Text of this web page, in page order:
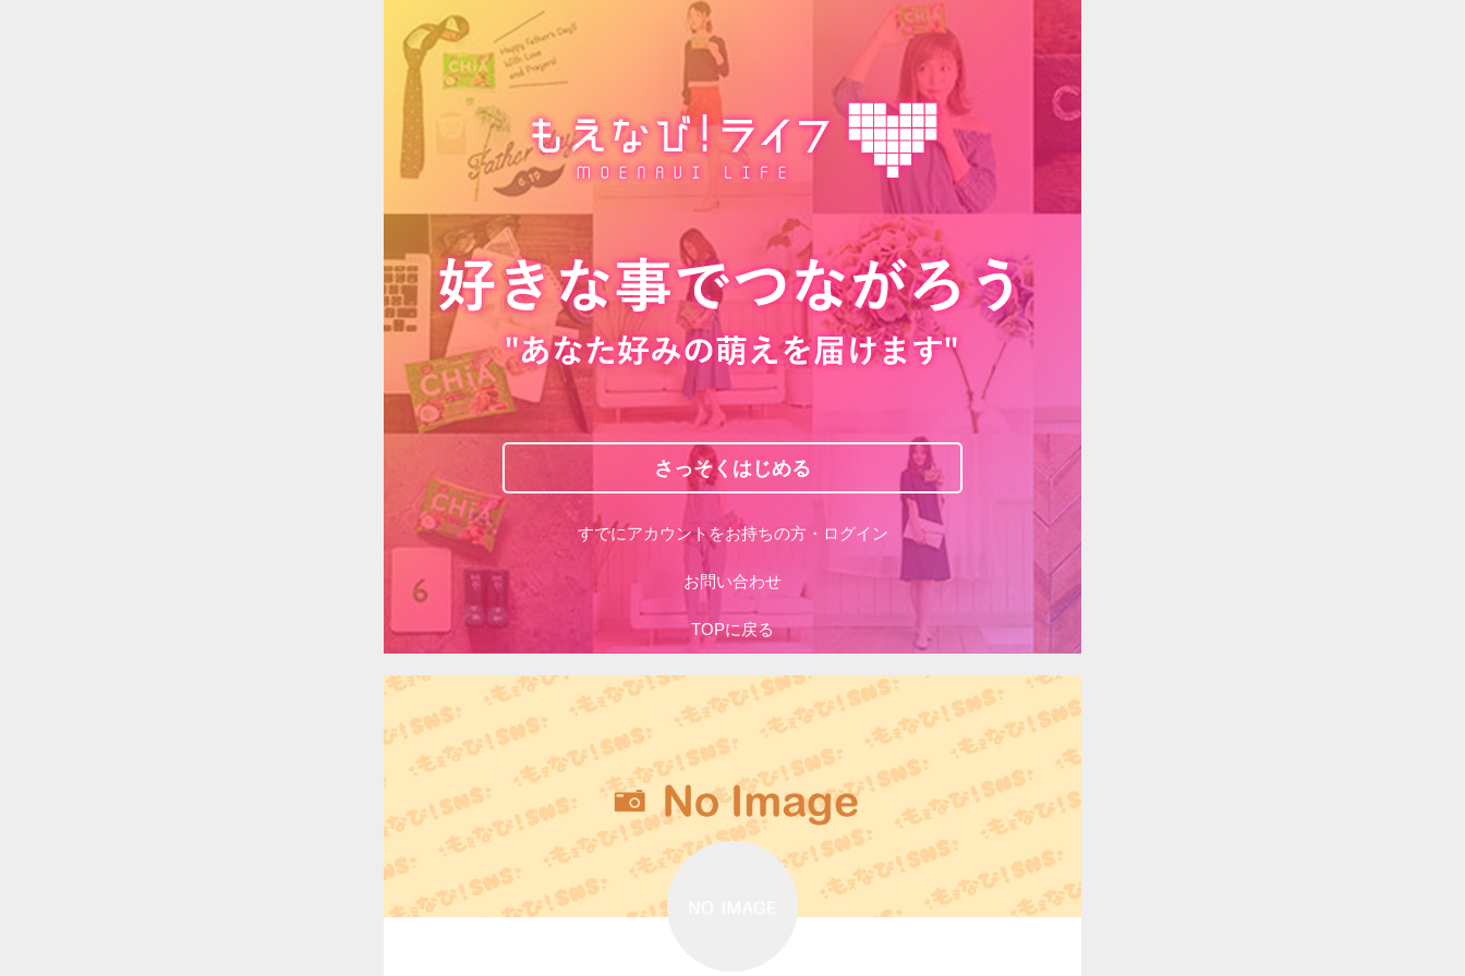
さっそくはじめる
すでにアカウントをお持ちの方・ログイン
お問い合わせ
TOPに戻る